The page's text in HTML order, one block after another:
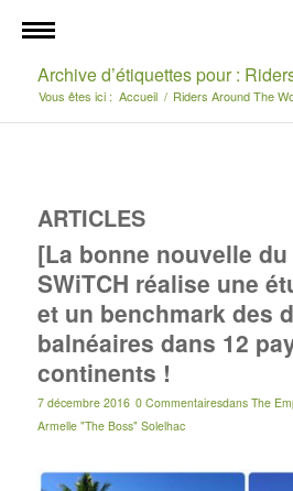
Archive d’étiquettes pour :
Vous êtes ici : Accueil / Riders Around The
ARTICLES
[La bonne nouvelle
SWiTCH réalise une
et un benchmark des
balnéaires dans 12
continents !
7 décembre 2016 0 Commentairesdans The
Armelle "The Boss" Solelhac